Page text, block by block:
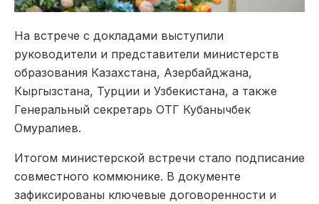
На встрече с докладами выступили
руководители и представители министерств
образования Казахстана, Азербайджана,
Кыргызстана, Турции и Узбекистана, а также
Генеральный секретарь ОТГ Кубанычбек
Омуралиев.
Итогом министерской встречи стало подписание
совместного коммюнике. В документе
зафиксированы ключевые договоренности и